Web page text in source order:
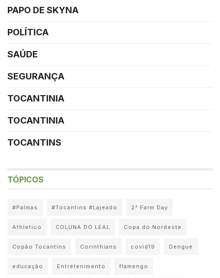
PAPO DE SKYNA
POLÍTICA
SAÚDE
SEGURANÇA
TOCANTINIA
TOCANTINIA
TOCANTINS
TÓPICOS
#Palmas #Tocantins #Lajeado 2° Farm Day
Athletico COLUNA DO LEAL Copa do Nordeste
Copão Tocantins Corinthians covid19 Dengue
educação Entretenimento flamengo